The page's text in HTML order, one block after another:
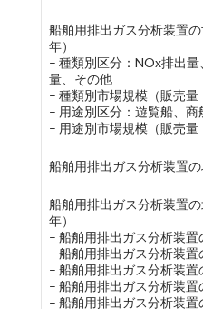
船舶用排出ガス分析装置
年）
– 種類別区分：NOx排出
量、その他
– 種類別市場規模（販売量
– 用途別区分：遊覧船、
– 用途別市場規模（販売量
船舶用排出ガス分析装置
船舶用排出ガス分析装置
年）
– 船舶用排出ガス分析装
– 船舶用排出ガス分析装
– 船舶用排出ガス分析装
– 船舶用排出ガス分析装
– 船舶用排出ガス分析装